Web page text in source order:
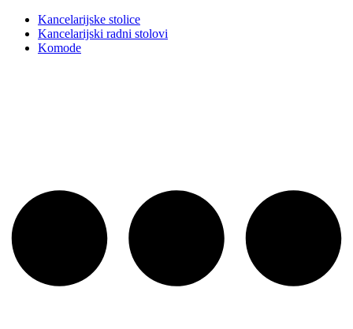
Kancelarijske stolice
Kancelarijski radni stolovi
Komode